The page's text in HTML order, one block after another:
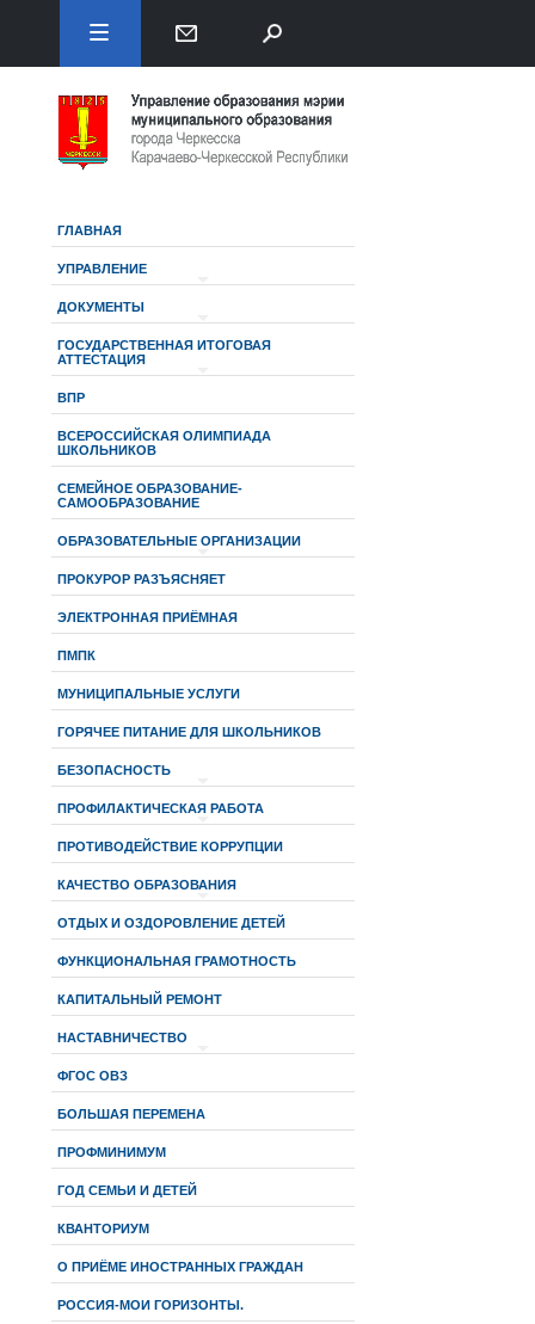
ГЛАВНАЯ
УПРАВЛЕНИЕ
ДОКУМЕНТЫ
ГОСУДАРСТВЕННАЯ ИТОГОВАЯ
АТТЕСТАЦИЯ
ВПР
ВСЕРОССИЙСКАЯ ОЛИМПИАДА
ШКОЛЬНИКОВ
СЕМЕЙНОЕ ОБРАЗОВАНИЕ-
САМООБРАЗОВАНИЕ
ОБРАЗОВАТЕЛЬНЫЕ ОРГАНИЗАЦИИ
ПРОКУРОР РАЗЪЯСНЯЕТ
ЭЛЕКТРОННАЯ ПРИЁМНАЯ
ПМПК
МУНИЦИПАЛЬНЫЕ УСЛУГИ
ГОРЯЧЕЕ ПИТАНИЕ ДЛЯ ШКОЛЬНИКОВ
БЕЗОПАСНОСТЬ
ПРОФИЛАКТИЧЕСКАЯ РАБОТА
ПРОТИВОДЕЙСТВИЕ КОРРУПЦИИ
КАЧЕСТВО ОБРАЗОВАНИЯ
ОТДЫХ И ОЗДОРОВЛЕНИЕ ДЕТЕЙ
ФУНКЦИОНАЛЬНАЯ ГРАМОТНОСТЬ
КАПИТАЛЬНЫЙ РЕМОНТ
НАСТАВНИЧЕСТВО
ФГОС ОВЗ
БОЛЬШАЯ ПЕРЕМЕНА
ПРОФМИНИМУМ
ГОД СЕМЬИ И ДЕТЕЙ
КВАНТОРИУМ
О ПРИЁМЕ ИНОСТРАННЫХ ГРАЖДАН
РОССИЯ-МОИ ГОРИЗОНТЫ.